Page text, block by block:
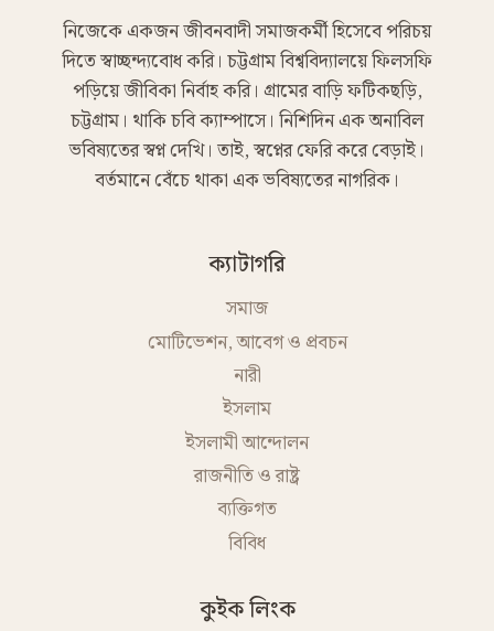
নিজেকে একজন জীবনবাদী সমাজকর্মী হিসেবে পরিচয়
দিতে স্বাচ্ছন্দ্যবোধ করি। চট্টগ্রাম বিশ্ববিদ্যালয়ে ফিলসফি
পড়িয়ে জীবিকা নির্বাহ করি। গ্রামের বাড়ি ফটিকছড়ি,
চট্টগ্রাম। থাকি চবি ক্যাম্পাসে। নিশিদিন এক অনাবিল
ভবিষ্যতের স্বপ্ন দেখি। তাই, স্বপ্নের ফেরি করে বেড়াই।
বর্তমানে বেঁচে থাকা এক ভবিষ্যতের নাগরিক।
ক্যাটাগরি
সমাজ
মোটিভেশন, আবেগ ও প্রবচন
নারী
ইসলাম
ইসলামী আন্দোলন
রাজনীতি ও রাষ্ট্র
ব্যক্তিগত
বিবিধ
কুইক লিংক